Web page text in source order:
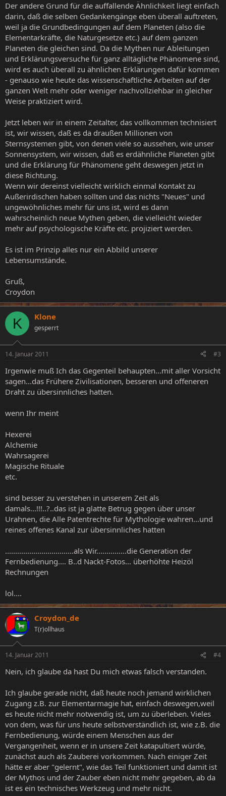
Der andere Grund für die auffallende Ähnlichkeit liegt einfach
darin, daß die selben Gedankengänge eben überall auftreten,
weil ja die Grundbedingungen auf dem Planeten (also die
Elementarkräfte, die Naturgesetze etc.) auf dem ganzen
Planeten die gleichen sind. Da die Mythen nur Ableitungen
und Erklärungsversuche für ganz alltägliche Phänomene sind,
wird es auch überall zu ähnlichen Erklärungen dafür kommen
- genauso wie heute das wissenschaftliche Arbeiten auf der
ganzen Welt mehr oder weniger nachvollziehbar in gleicher
Weise praktiziert wird.
Jetzt leben wir in einem Zeitalter, das vollkommen technisiert
ist, wir wissen, daß es da draußen Millionen von
Sternsystemen gibt, von denen viele so aussehen, wie unser
Sonnensystem, wir wissen, daß es erdähnliche Planeten gibt
und die Erklärung für Phänomene geht deswegen jetzt in
diese Richtung.
Wenn wir dereinst vielleicht wirklich einmal Kontakt zu
Außerirdischen haben sollten und das nichts "Neues" und
ungewöhnliches mehr für uns ist, wird es dann
wahrscheinlich neue Mythen geben, die vielleicht wieder
mehr auf psychologische Kräfte etc. projiziert werden.
Es ist im Prinzip alles nur ein Abbild unserer
Lebensumstände.
Gruß,
Croydon
K Klone
gesperrt
14. Januar 2011 #3
Irgenwie muß Ich das Gegenteil behaupten...mit aller Vorsicht
sagen...das Frühere Zivilisationen, besseren und offeneren
Draht zu übersinnliches hatten.
wenn Ihr meint
Hexerei
Alchemie
Wahrsagerei
Magische Rituale
etc.
sind besser zu verstehen in unserem Zeit als
damals...!!!..?..das ist ja glatte Betrug gegen über unser
Urahnen, die Alle Patentrechte für Mythologie wahren...und
reines offenes Kanal zur übersinnliches hatten
..................................als Wir...............die Generation der
Fernbedienung.... B..d Nackt-Fotos... überhöhte Heizöl
Rechnungen
lol....
Croydon_de
T(r)ollhaus
14. Januar 2011 #4
Nein, ich glaube da hast Du mich etwas falsch verstanden.
Ich glaube gerade nicht, daß heute noch jemand wirklichen
Zugang z.B. zur Elementarmagie hat, einfach deswegen,weil
es heute nicht mehr notwendig ist, um zu überleben. Vieles
von dem, was für uns heute selbstverständlich ist, wie z.B. die
Fernbedienung, würde einem Menschen aus der
Vergangenheit, wenn er in unsere Zeit katapultiert würde,
zunächst auch als Zauberei vorkommen. Nach einiger Zeit
hätte er aber "gelernt", wie das Teil funktioniert und damit ist
der Mythos und der Zauber eben nicht mehr gegeben, ab da
ist es ein technisches Werkzeug und mehr nicht.